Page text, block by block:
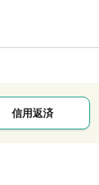
信用返済